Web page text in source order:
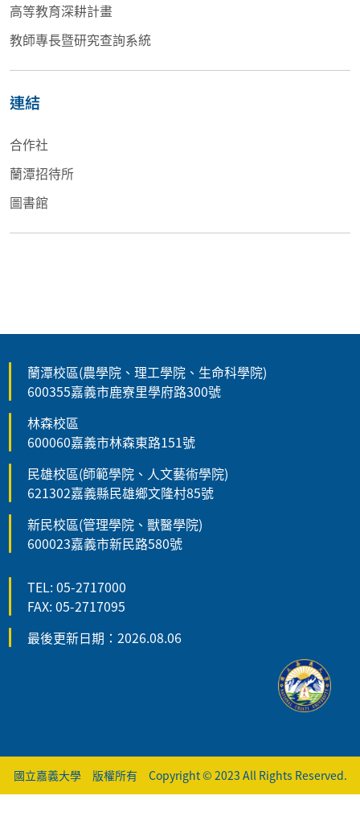
高等教育深耕計畫
教師專長暨研究查詢系統
連結
合作社
蘭潭招待所
圖書館
蘭潭校區(農學院、理工學院、生命科學院)
600355嘉義市鹿寮里學府路300號
林森校區
600060嘉義市林森東路151號
民雄校區(師範學院、人文藝術學院)
621302嘉義縣民雄鄉文隆村85號
新民校區(管理學院、獸醫學院)
600023嘉義市新民路580號
TEL: 05-2717000
FAX: 05-2717095
最後更新日期：2026.08.06
國立嘉義大學 版權所有 Copyright © 2023 All Rights Reserved.